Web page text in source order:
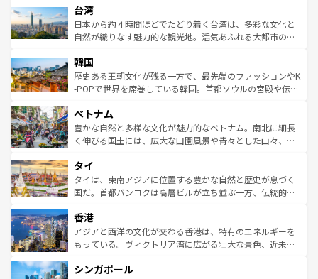
情報は
人々、おいしいローカルフードやハワイアンミュージッ
ク、伝統的なフラダンスなど、すべてがハワイの魅力を彩
っている。訪れるたびに新しい発見と感動が待っているハ
はコンテンツ一覧
リアリーフや大陸中央部にそびえるウルル（エアーズロッ
ク）、タスマニアの美しい原生林やケアンズの熱帯雨林な
ど、見どころがたくさん。また、カフェやワイン、オージ
いる。アクティビティも充実しており、サーフィンやダイ
ビング、ハイキングなど、アウトドア好きにはたまらな
い。オーストラリアの多彩な魅力を存分に味わいつくそ
参照してほしい。
台湾
日本から約４時間ほどでたどり着く台湾は、多彩な文化と
自然が織りなす魅力的な観光地。活気あふれる大都市の台
ン）、静ひつな山岳地帯である台湾東部など、都市の喧騒
と山間の静けさが共存しており、訪れる人に新しい発見と
驚きをもたらしてくれる。また、奥深い台湾の食文化も魅
容にもいいと評判のスイーツなど、バラエティ豊かな料理
が味わえる。 なお、新着の台湾情報は コンテンツ一覧を参
照してほしい。
韓国
歴史ある王朝文化が残る一方で、最先端のファッションやK
-POPで世界を席巻している韓国。首都ソウルの宮殿や伝統
き、地方に足を延ばせば四季折々の自然美を楽しむことが
できる。そして、キムチや焼肉、絶品のストリートフード
まで、さまざまな韓国料理が待っている。夜には、韓国な
リティに包まれながら、韓国の多彩な魅力を心ゆくまで味
わってみてほしい。 なお、新着の韓国情報はコンテンツ一
覧を参照してほしい。
ベトナム
豊かな自然と多様な文化が魅力的なベトナム。南北に細長
く伸びる国土には、広大な田園風景や青々とした山々、世
急速な発展と共に伝統が息づく。ハノイの古い町並みやホ
ーチミン市のフランス統治時代の建物も、独特の雰囲気を
醸し出している。また、バラエティの豊かさとおいしさで
とつ。フォーやバインミー、ベトナムコーヒーなどは、ぜ
ひ現地で味わいたい。どの地域を訪れてもあたたかい人々
が旅行者を迎えてくれるので、きっと忘れられない旅にな
参照してほしい。
タイ
タイは、東南アジアに位置する豊かな自然と歴史が息づく
国だ。首都バンコクは高層ビルが立ち並ぶ一方、伝統的な
の活気が交差している。北部ではチェンマイなどの山岳地
帯で自然と触れ合い、南部ではプーケットやクラビの美し
いビーチでリゾート気分を楽しむことができる。タイ料理
激する。気候は一年中温暖で、どの季節にも異なる楽しみ
香港
アジアと西洋の文化が交わる香港は、特有のエネルギーを
もっている。ヴィクトリア湾に広がる壮大な景色、近未来
み、どこを訪れても感動するはず。観光スポットが密集し
シンガポール